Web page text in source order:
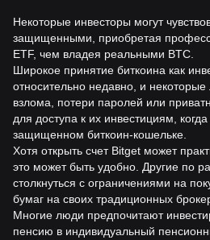
Некоторые инвесторы могут
защищенными, приобретая
ETF, чем владея реальными BTC.
Широкое принятие биткоина как
относительно недавно, и
взлома, потери паролей или
для доступа к их инвестициям,
защищенном биткоин-кошельке.
Хотя открыть счет Bitget может
это может быть удобно. Другие по
столкнуться с ограничениями на
бумаг на своих традиционных
Многие люди предпочитают
пенсию в индивидуальный